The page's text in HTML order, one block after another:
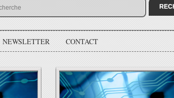
NEWSLETTER CONTACT